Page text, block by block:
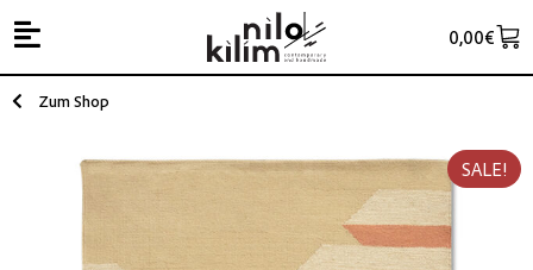
0,00€
Zum Shop
SALE!